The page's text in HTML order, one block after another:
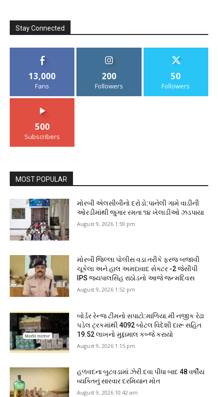
Stay Connected
13,000
Fans
200
Followers
50
Followers
500
Subscribers
MOST POPULAR
મોરબી એલસીબીનો દરોડો:પાનેલી ગામે વાડીની
ઓરડીમાંથી જુગાર રમતા ૧૪ ખેલાડીઓ ઝડપાયા
August 9, 2026 1:59 pm
મોરબી જિલ્લા પોલીસ વડા તરીકે ફરજ બજાવી
ચૂકેલા અને હાલ અમદાવાદ સેક્ટર -2 જેસીપી
IPS જયપાલસિંહ રાઠોડનો આજે જન્મદિવસ
August 9, 2026 1:52 pm
બોર્ડર રેન્જ ટીમનો સપાટો:માળિયા.મી નજીક રેઢા
પડેલ ટ્રકમાંથી 4092 બોટલ વિદેશી દારૂ સહિત
19.52 લાખનો મુદ્દામાલ કબ્જે કરાયો
August 9, 2026 1:15 pm
હળવદના બુટવડામાં ઝેરી દવા પીધા બાદ 48 વર્ષીય
વ્યક્તિનું સારવાર દરમિયાન મોત
August 9, 2026 10:42 am